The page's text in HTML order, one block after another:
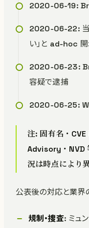
2020-06-19:
2020-06-22: 当
い」と ad-hoc
2020-06-23:
容疑で逮捕
2020-06-25:
注: 固有名・
Advisory・NVD
況は時点により
公表後の対応と業界
規制・捜査: ミュ